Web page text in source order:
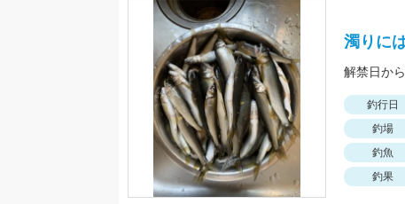
濁りに
解禁日か
釣行日
釣場
釣魚
釣果